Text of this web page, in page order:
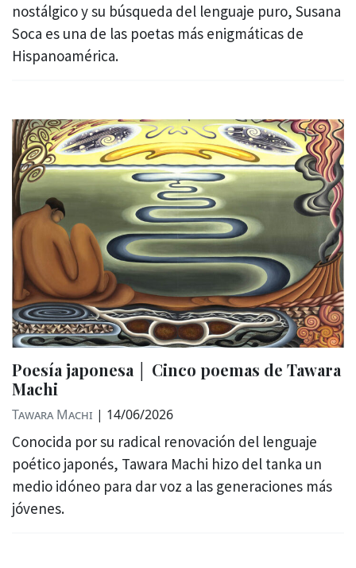
nostálgico y su búsqueda del lenguaje puro, Susana
Soca es una de las poetas más enigmáticas de
Hispanoamérica.
Poesía japonesa │ Cinco poemas de Tawara
Machi
Tawara Machi | 14/06/2026
Conocida por su radical renovación del lenguaje
poético japonés, Tawara Machi hizo del tanka un
medio idóneo para dar voz a las generaciones más
jóvenes.